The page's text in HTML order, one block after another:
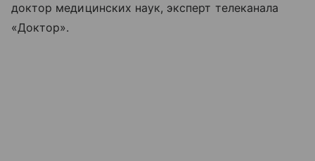
доктор медицинских наук, эксперт телеканала
«Доктор».